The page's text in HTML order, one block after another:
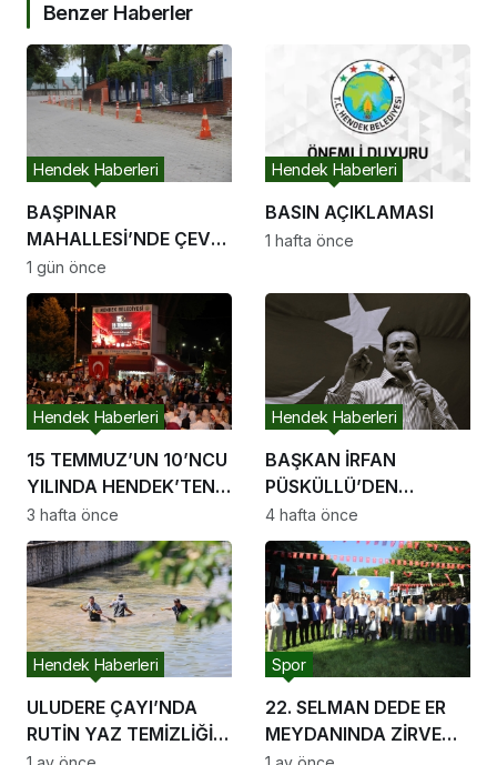
Benzer Haberler
BAŞPINAR
MAHALLESİ’NDE ÇEVRE
DÜZENLEME
ÇALIŞMALARI
SÜRÜYOR
Hendek Haberleri
1 gün önce
BASIN AÇIKLAMASI
Hendek Haberleri
1 hafta önce
15 TEMMUZ’UN 10’NCU
YILINDA HENDEK’TEN
BİRLİK VE BERABERLİK
MESAJI
Hendek Haberleri
3 hafta önce
BAŞKAN İRFAN
PÜSKÜLLÜ’DEN
MUHSİN YAZICIOĞLU
SORUŞTURMASINA
DAİR AÇIKLAMA
Hendek Haberleri
4 hafta önce
ULUDERE ÇAYI’NDA
RUTİN YAZ TEMİZLİĞİ
Hendek Haberleri
22. SELMAN DEDE ER
MEYDANINDA ZİRVE
Spor